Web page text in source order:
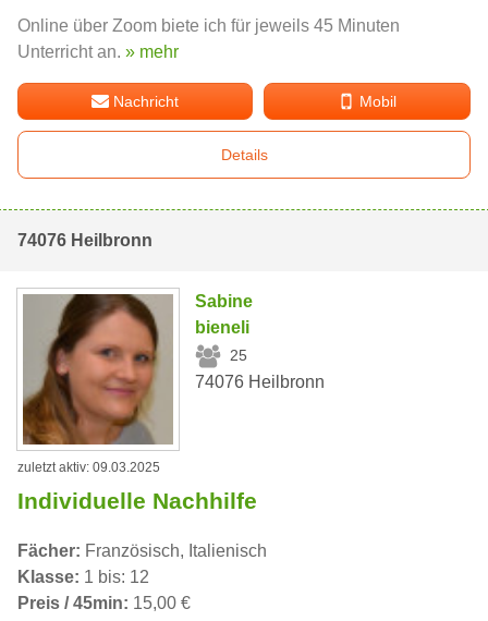
Online über Zoom biete ich für jeweils 45 Minuten
Unterricht an. » mehr
Nachricht Mobil
Details
74076 Heilbronn
Sabine
bieneli
25
74076 Heilbronn
zuletzt aktiv: 09.03.2025
Individuelle Nachhilfe
Fächer: Französisch, Italienisch
Klasse: 1 bis: 12
Preis / 45min: 15,00 €